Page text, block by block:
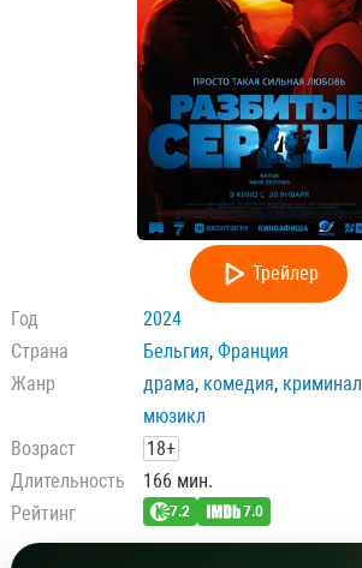
Трейлер
Год
2024
Страна
Бельгия, Франция
Жанр
драма, комедия, криминал
мюзикл
Возраст
18+
Длительность
166 мин.
Рейтинг
7.2 7.0